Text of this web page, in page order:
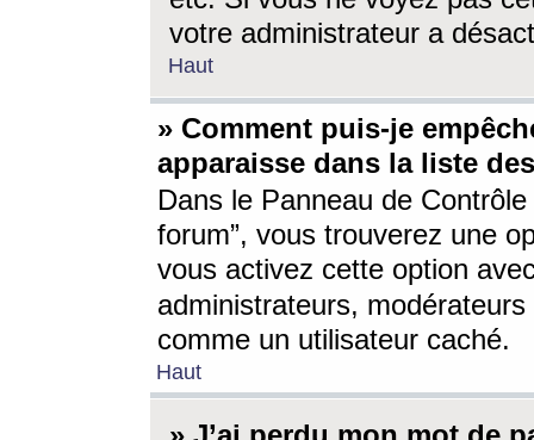
votre administrateur a
Haut
» Comment puis-je
apparaisse dans la liste
Dans le Panneau de
forum”, vous trouverez une
vous activez cette option
administrateurs,
comme un utilisateur caché.
Haut